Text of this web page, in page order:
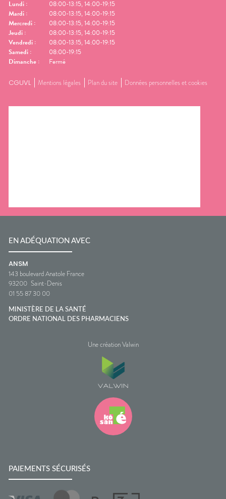
Lundi :
08:00-13:15, 14:00-19:15
Mardi :
08:00-13:15, 14:00-19:15
Mercredi :
08:00-13:15, 14:00-19:15
Jeudi :
08:00-13:15, 14:00-19:15
Vendredi :
08:00-13:15, 14:00-19:15
Samedi :
08:00-19:15
Dimanche : Fermé
CGUVL Mentions légales Plan du site Données personnelles et cookies
EN ADÉQUATION AVEC
ANSM
143 boulevard Anatole France
93200 Saint-Denis
01 55 87 30 00
MINISTÈRE DE LA SANTÉ
ORDRE NATIONAL DES PHARMACIENS
Une création Valwin
PAIEMENTS SÉCURISÉS